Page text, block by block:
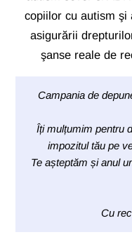
copiilor cu autism şi
asigurării
şanse reale de
Campania de
Îți mulțumim pentru
impozitul tău pe
Te așteptăm și anul
Cu